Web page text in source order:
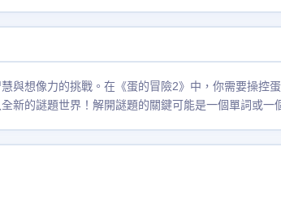
與想像力的挑戰。在《蛋的冒險2》中，你需要操控
新的謎題世界！解開謎題的關鍵可能是一個單詞或一